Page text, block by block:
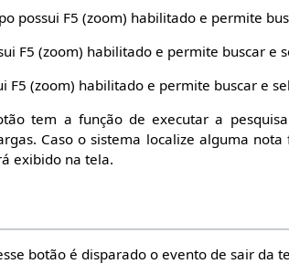
possui F5 (zoom) habilitado e permite
F5 (zoom) habilitado e permite buscar e
F5 (zoom) habilitado e permite buscar e
tem a função de executar a
Caso o sistema localize alguma
exibido na tela.
botão é disparado o evento de sair da